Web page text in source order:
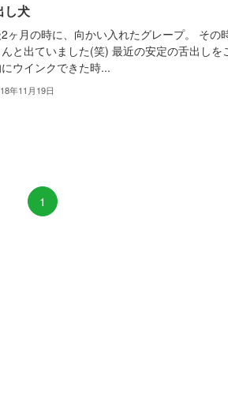
し犬
ヶ月の時に、向かい入れたグレープ。 その
と出ていました(笑) 最近の安定の舌出し
ウインクできた時...
年11月19日
1